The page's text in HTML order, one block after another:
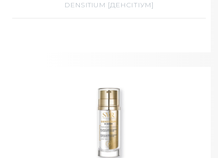
DENSITIUM [ДЕНСІТІУМ]